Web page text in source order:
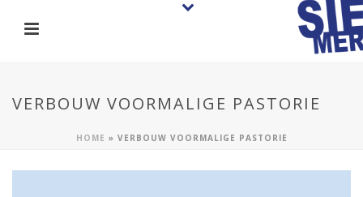
VERBOUW VOORMALIGE PASTORIE
HOME » VERBOUW VOORMALIGE PASTORIE